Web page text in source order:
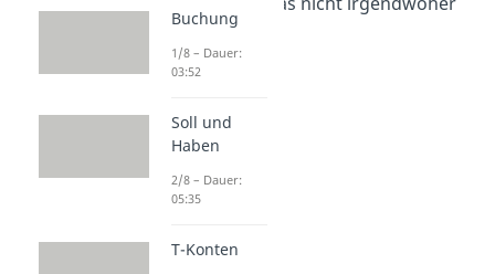
Buchung
1/8 – Dauer:
03:52
Soll und
Haben
2/8 – Dauer:
05:35
T-Konten